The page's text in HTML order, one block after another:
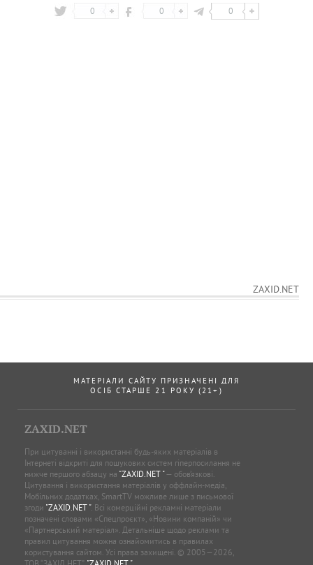
0 0 0
ZAXID.NET
МАТЕРІАЛИ САЙТУ ПРИЗНАЧЕНІ ДЛЯ
ОСІБ СТАРШЕ 21 РОКУ (21+)
ZAXID.NET
При цитуванні і використанні будь-яких матеріалів в
Інтернеті відкриті для пошукових систем гіперпосилання не
нижче першого абзацу на "ZAXID.NET "— обов’язкові.
Цитування і використання матеріалів у оффлайн-медіа,
Мобільних додатках, SmartTV можливе лише з письмової
згоди "ZAXID.NET ". Всі комерційні рекламні матеріали
позначені словами «Спецпроєкт», «Новини компаній» чи
«Партнерський матеріал». Детальніше щодо реклами та
правил цитування можна ознайомитись в правилах
користування сайтом. Усі права захищені. © 2005—2026,